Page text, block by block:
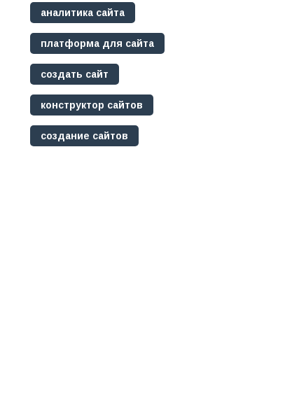
аналитика сайта
платформа для сайта
создать сайт
конструктор сайтов
создание сайтов